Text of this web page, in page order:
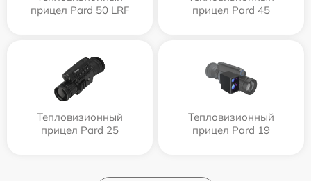
прицел Pard 50 LRF
прицел Pard 45
Тепловизионный
прицел Pard 25
Тепловизионный
прицел Pard 19